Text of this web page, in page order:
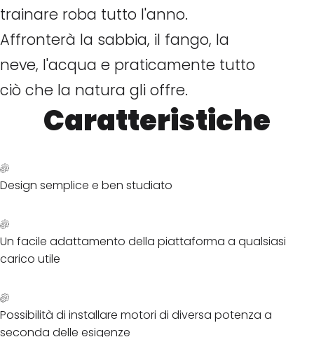
trainare roba tutto l'anno.
Affronterà la sabbia, il fango, la
neve, l'acqua e praticamente tutto
ciò che la natura gli offre.
Caratteristiche
Design semplice e ben studiato
Un facile adattamento della piattaforma a qualsiasi
carico utile
Possibilità di installare motori di diversa potenza a
seconda delle esigenze